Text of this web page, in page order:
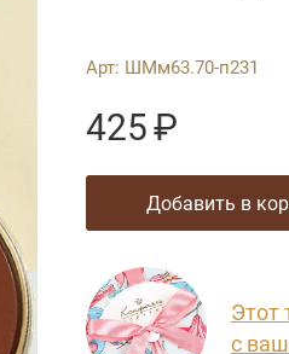
Арт: ШМм63.70-п231
425₽
добавить в
Этот
с